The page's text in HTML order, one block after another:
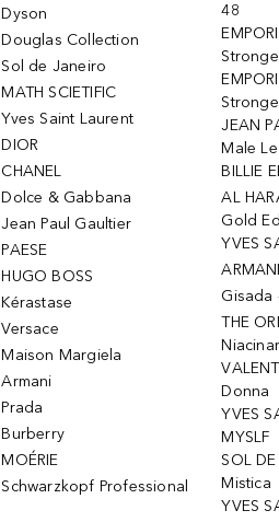
Dyson
Douglas Collection
Sol de Janeiro
MATH SCIETIFIC
Yves Saint Laurent
DIOR
CHANEL
Dolce & Gabbana
Jean Paul Gaultier
PAESE
HUGO BOSS
Kérastase
Versace
Maison Margiela
Armani
Prada
Burberry
MOÉRIE
Schwarzkopf Professional
48
JEAN
Male
BILLIE
AL
Gold
YVES
Gisada
THE
Donna
YVES
MYSLF
SOL
Mistica
YVES